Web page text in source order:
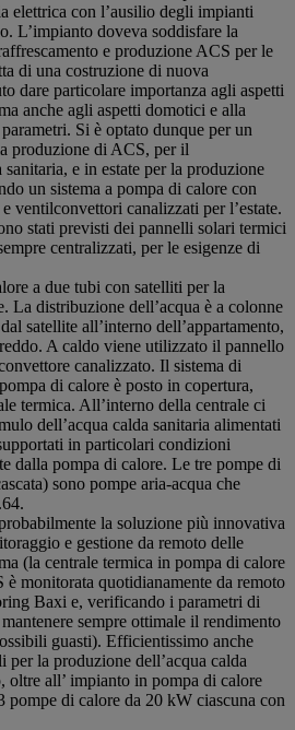
elettrica con l’ausilio degli impianti
L’impianto doveva soddisfare la
e produzione ACS per le
di una costruzione di nuova
dare particolare importanza agli aspetti
anche agli aspetti domotici e alla
Si è optato dunque per un
produzione di ACS, per il
sanitaria, e in estate per la produzione
un sistema a pompa di calore con
ventilconvettori canalizzati per l’estate.
stati previsti dei pannelli solari termici
centralizzati, per le esigenze di
a due tubi con satelliti per la
La distribuzione dell’acqua è a colonne
satellite all’interno dell’appartamento,
A caldo viene utilizzato il pannello
canalizzato. Il sistema di
di calore è posto in copertura,
termica. All’interno della centrale ci
dell’acqua calda sanitaria alimentati
in particolari condizioni
dalla pompa di calore. Le tre pompe di
sono pompe aria-acqua che
la soluzione più innovativa
e gestione da remoto delle
(la centrale termica in pompa di calore
monitorata quotidianamente da remoto
Baxi e, verificando i parametri di
sempre ottimale il rendimento
guasti). Efficientissimo anche
la produzione dell’acqua calda
oltre all’ impianto in pompa di calore
pompe di calore da 20 kW ciascuna con